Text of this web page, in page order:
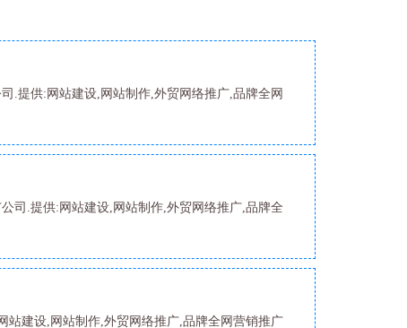
.提供:网站建设,网站制作,外贸网络推广,品牌全网
司.提供:网站建设,网站制作,外贸网络推广,品牌全
建设,网站制作,外贸网络推广,品牌全网营销推广